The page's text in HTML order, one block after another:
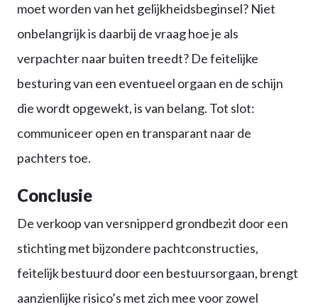
moet worden van het gelijkheidsbeginsel? Niet
onbelangrijk is daarbij de vraag hoe je als
verpachter naar buiten treedt? De feitelijke
besturing van een eventueel orgaan en de schijn
die wordt opgewekt, is van belang. Tot slot:
communiceer open en transparant naar de
pachters toe.
Conclusie
De verkoop van versnipperd grondbezit door een
stichting met bijzondere pachtconstructies,
feitelijk bestuurd door een bestuursorgaan, brengt
aanzienlijke risico’s met zich mee voor zowel